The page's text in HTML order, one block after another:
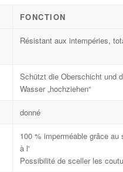
FONCTION
Résistant aux intempéries,
Schützt die Oberschicht und
Wasser „hochziehen“
donné
100 % imperméable grâce
à l'
Possibilité de sceller les